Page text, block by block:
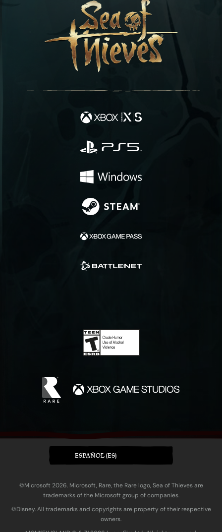
ESPAÑOL (ES)
©Microsoft 2026. Microsoft, Rare, the Rare logo, Sea of Thieves are
trademarks of the Microsoft group of companies.
©Disney. All trademarks and copyrights are property of their respective
owners.